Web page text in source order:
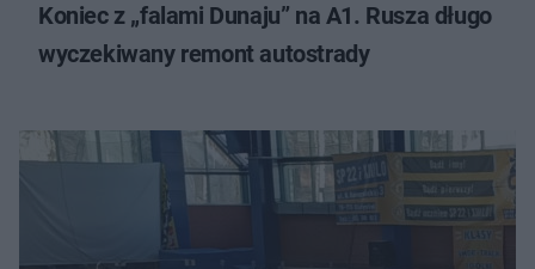
Koniec z „falami Dunaju” na A1. Rusza długo
wyczekiwany remont autostrady